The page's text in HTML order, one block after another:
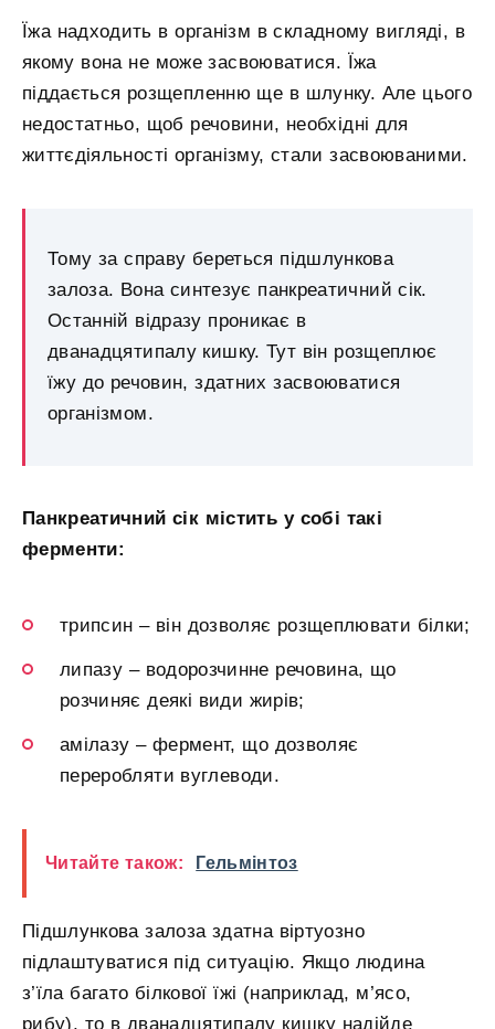
Їжа надходить в організм в складному вигляді, в
якому вона не може засвоюватися. Їжа
піддається розщепленню ще в шлунку. Але цього
недостатньо, щоб речовини, необхідні для
життєдіяльності організму, стали засвоюваними.
Тому за справу береться підшлункова
залоза. Вона синтезує панкреатичний сік.
Останній відразу проникає в
дванадцятипалу кишку. Тут він розщеплює
їжу до речовин, здатних засвоюватися
організмом.
Панкреатичний сік містить у собі такі
ферменти:
трипсин – він дозволяє розщеплювати білки;
липазу – водорозчинне речовина, що
розчиняє деякі види жирів;
амілазу – фермент, що дозволяє
переробляти вуглеводи.
Читайте також: Гельмінтоз
Підшлункова залоза здатна віртуозно
підлаштуватися під ситуацію. Якщо людина
з’їла багато білкової їжі (наприклад, м’ясо,
рибу), то в дванадцятипалу кишку надійде